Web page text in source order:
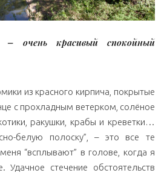
– очень красивый спокойный
из красного кирпича, покрытые
с прохладным ветерком, солёное
ракушки, крабы и креветки…
белую полоску”, – это все те
“всплывают” в голове, когда я
стечение обстоятельств